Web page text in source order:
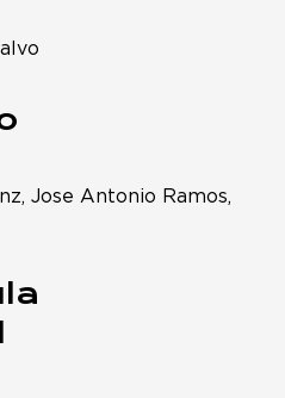
Jose Antonio Ramos,